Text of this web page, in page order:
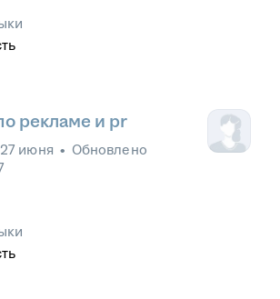
рекламе и pr
27 июня • Обновлено